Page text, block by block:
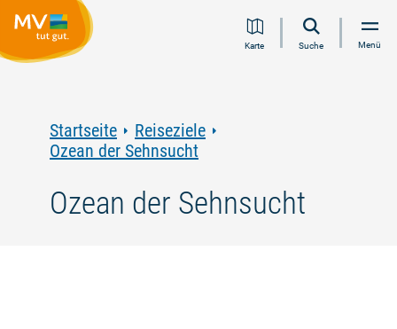
Inhalt
Navigation
Volltextsuche
FooterKarte Suche Menü
Startseite
Reiseziele
Ozean der Sehnsucht
Ozean der Sehnsucht